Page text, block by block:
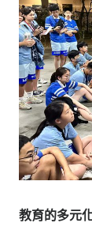
教育的多元